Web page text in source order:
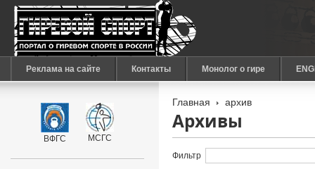
Реклама на сайте Контакты Монолог о гире
Главная архив
Архивы
Фильтр
ВФГС МСГС